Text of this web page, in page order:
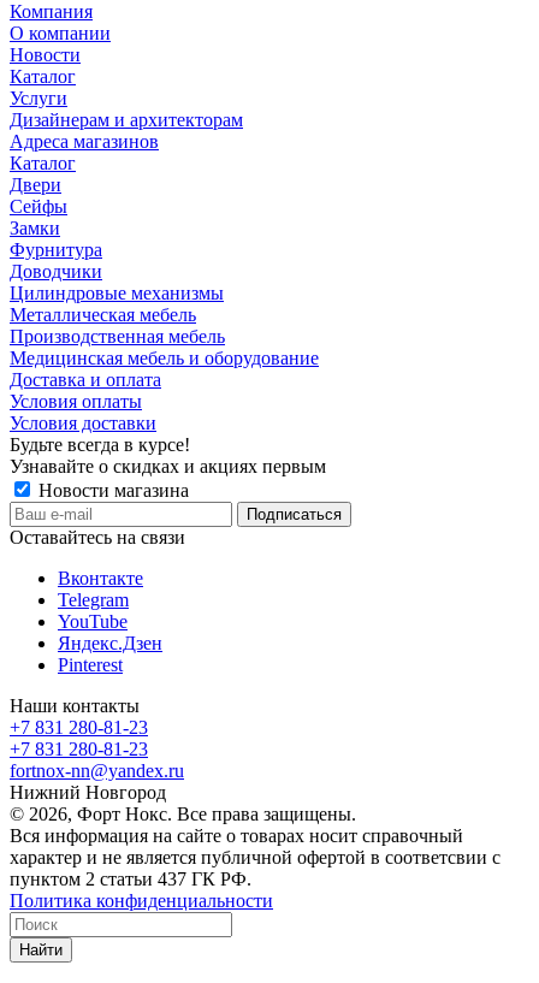
Компания
О компании
Новости
Каталог
Услуги
Дизайнерам и архитекторам
Адреса магазинов
Каталог
Двери
Сейфы
Замки
Фурнитура
Доводчики
Цилиндровые механизмы
Металлическая мебель
Производственная мебель
Медицинская мебель и оборудование
Доставка и оплата
Условия оплаты
Условия доставки
Будьте всегда в курсе!
Узнавайте о скидках и акциях первым
Новости магазина
Оставайтесь на связи
Вконтакте
Telegram
YouTube
Яндекс.Дзен
Pinterest
Наши контакты
+7 831 280-81-23
+7 831 280-81-23
fortnox-nn@yandex.ru
Нижний Новгород
© 2026, Форт Нокс. Все права защищены.
Вся информация на сайте о товарах носит справочный
характер и не является публичной офертой в соответсвии с
пунктом 2 статьи 437 ГК РФ.
Политика конфиденциальности
Найти